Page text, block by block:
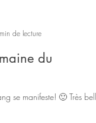
de lecture
du